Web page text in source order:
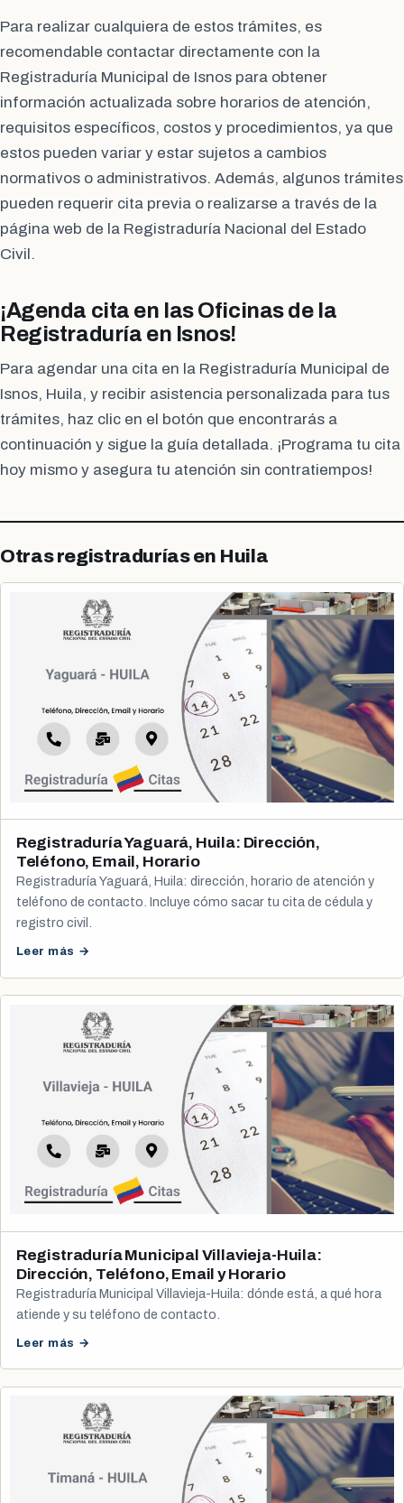
Para realizar cualquiera de estos trámites, es
recomendable contactar directamente con la
Registraduría Municipal de Isnos para obtener
información actualizada sobre horarios de atención,
requisitos específicos, costos y procedimientos, ya que
estos pueden variar y estar sujetos a cambios
normativos o administrativos. Además, algunos trámites
pueden requerir cita previa o realizarse a través de la
página web de la Registraduría Nacional del Estado
Civil.
¡Agenda cita en las Oficinas de la
Registraduría en Isnos!
Para agendar una cita en la Registraduría Municipal de
Isnos, Huila, y recibir asistencia personalizada para tus
trámites, haz clic en el botón que encontrarás a
continuación y sigue la guía detallada. ¡Programa tu cita
hoy mismo y asegura tu atención sin contratiempos!
Otras registradurías en Huila
Registraduría Yaguará, Huila: Dirección,
Teléfono, Email, Horario
Registraduría Yaguará, Huila: dirección, horario de atención y
teléfono de contacto. Incluye cómo sacar tu cita de cédula y
registro civil.
Leer más →
Registraduría Municipal Villavieja-Huila:
Dirección, Teléfono, Email y Horario
Registraduría Municipal Villavieja-Huila: dónde está, a qué hora
atiende y su teléfono de contacto.
Leer más →